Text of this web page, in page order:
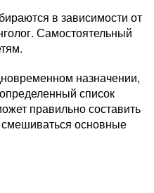
в зависимости от
Самостоятельный
назначении,
список
правильно составить
смешиваться основные